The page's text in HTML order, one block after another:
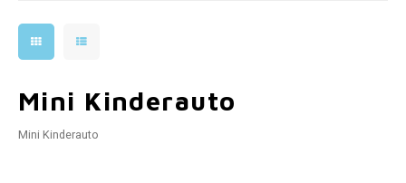
Mini Kinderauto
Mini Kinderauto